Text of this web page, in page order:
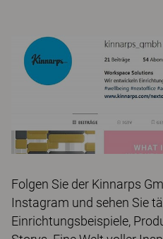
Folgen Sie der Kinnarps
Instagram und sehen Sie
Einrichtungsbeispiele,